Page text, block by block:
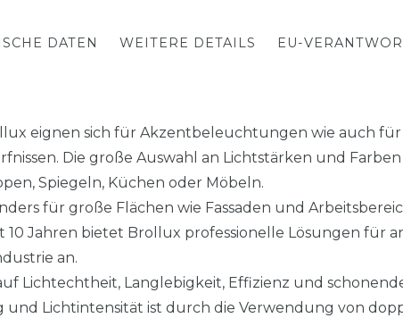
DATEN WEITERE DETAILS EU-
eignen sich für Akzentbeleuchtungen wie auch
Die große Auswahl an Lichtstärken und
Spiegeln, Küchen oder Möbeln.
für große Flächen wie Fassaden und
Jahren bietet Brollux professionelle Lösungen für
an.
Lichtechtheit, Langlebigkeit, Effizienz und
und Lichtintensität ist durch die Verwendung von